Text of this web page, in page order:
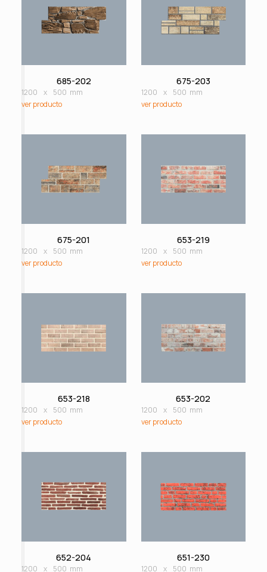
685-202
1200 x 500 mm
ver producto
675-203
1200 x 500 mm
ver producto
675-201
1200 x 500 mm
ver producto
653-219
1200 x 500 mm
ver producto
653-218
1200 x 500 mm
ver producto
653-202
1200 x 500 mm
ver producto
652-204
1200 x 500 mm
651-230
1200 x 500 mm